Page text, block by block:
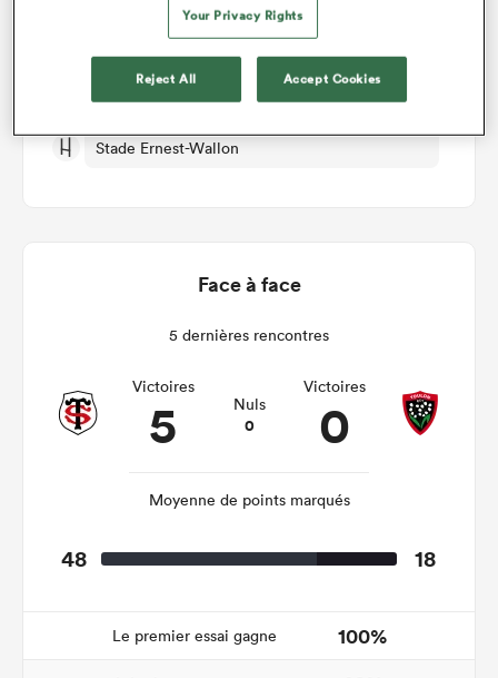
Manche 13
Stade Ernest-Wallon
Face à face
5 dernières rencontres
Victoires
5 Nuls
0
Victoires
0
Moyenne de points marqués
48 18
Le premier essai gagne 100%
Your Privacy Rights
Reject All Accept Cookies